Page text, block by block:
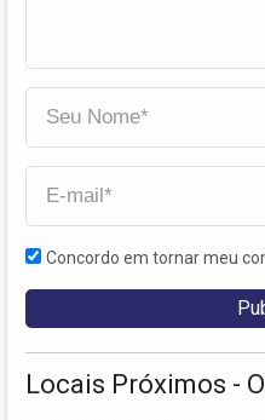
Concordo em tornar meu
Locais Próximos -